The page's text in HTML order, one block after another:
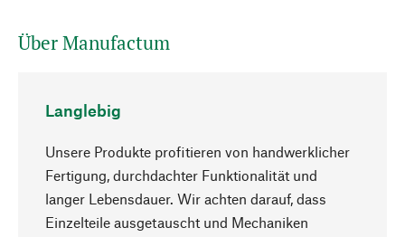
Über Manufactum
Langlebig
Unsere Produkte profitieren von handwerklicher
Fertigung, durchdachter Funktionalität und
langer Lebensdauer. Wir achten darauf, dass
Einzelteile ausgetauscht und Mechaniken